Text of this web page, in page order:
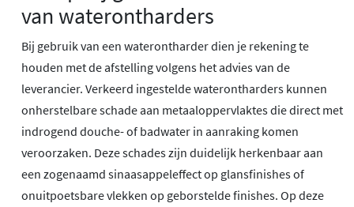
van waterontharders
Bij gebruik van een waterontharder dien je rekening te
houden met de afstelling volgens het advies van de
leverancier. Verkeerd ingestelde waterontharders kunnen
onherstelbare schade aan metaaloppervlaktes die direct met
indrogend douche- of badwater in aanraking komen
veroorzaken. Deze schades zijn duidelijk herkenbaar aan
een zogenaamd sinaasappeleffect op glansfinishes of
onuitpoetsbare vlekken op geborstelde finishes. Op deze